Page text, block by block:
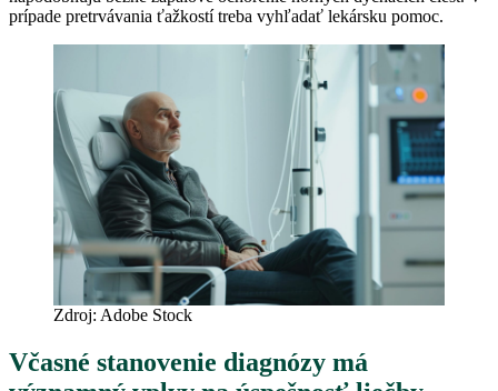
prípade pretrvávania ťažkostí treba vyhľadať lekársku pomoc.
Zdroj: Adobe Stock
Včasné stanovenie diagnózy má